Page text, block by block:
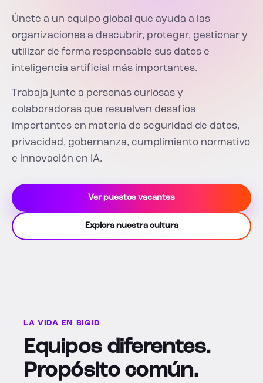
Únete a un equipo global que ayuda a las
organizaciones a descubrir, proteger, gestionar y
utilizar de forma responsable sus datos e
inteligencia artificial más importantes.
Trabaja junto a personas curiosas y
colaboradoras que resuelven desafíos
importantes en materia de seguridad de datos,
privacidad, gobernanza, cumplimiento normativo
e innovación en IA.
Ver puestos vacantes
Explora nuestra cultura
LA VIDA EN BIGID
Equipos diferentes.
Propósito común.